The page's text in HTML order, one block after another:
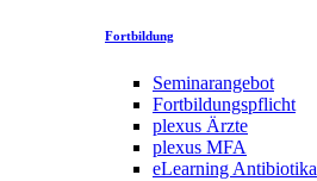
Fortbildung
Seminarangebot
Fortbildungspflicht
plexus Ärzte
plexus MFA
eLearning Antibiotika